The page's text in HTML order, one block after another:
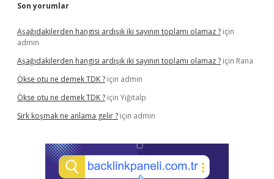
Son yorumlar
Aşağıdakilerden hangisi ardışık iki sayının toplamı olamaz ? için
admin
Aşağıdakilerden hangisi ardışık iki sayının toplamı olamaz ? için Rana
Ökse otu ne demek TDK ? için admin
Ökse otu ne demek TDK ? için Yiğitalp
Sirk koşmak ne anlama gelir ? için admin